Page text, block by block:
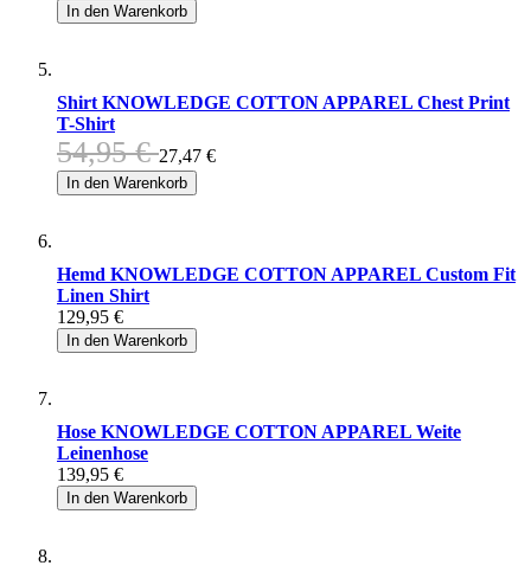
In den Warenkorb
Shirt KNOWLEDGE COTTON APPAREL Chest Print
T-Shirt
54,95 € 27,47 €
In den Warenkorb
Hemd KNOWLEDGE COTTON APPAREL Custom Fit
Linen Shirt
129,95 €
In den Warenkorb
Hose KNOWLEDGE COTTON APPAREL Weite
Leinenhose
139,95 €
In den Warenkorb